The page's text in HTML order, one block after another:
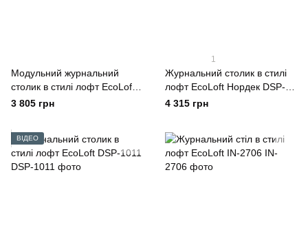
Модульний журнальний
столик в стилі лофт EcoLoft
Duet DSP-1109
3 805 грн
1
Журнальний столик в стилі
лофт EcoLoft Нордек DSP-
1448
4 315 грн
ВІДЕО